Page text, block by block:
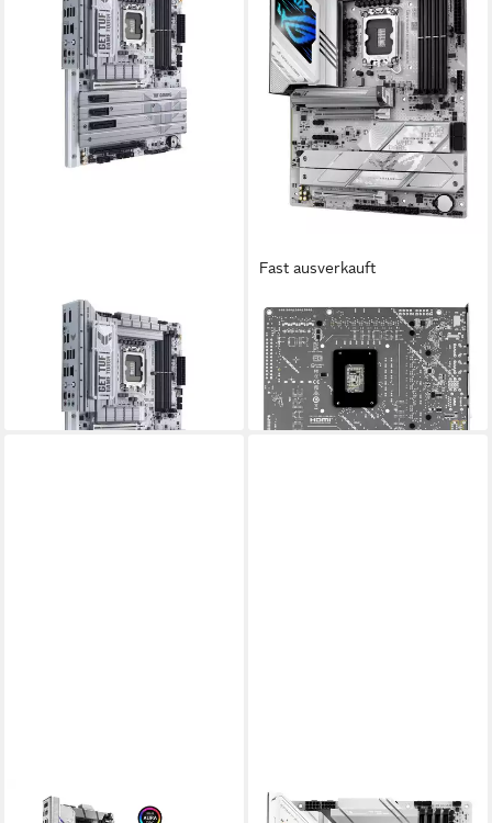
TUF GAMING Z890-PRO
WIFI Mainboard
ab 321,68 €
lieferbar - in 3-4 Werktagen bei dir
Fast ausverkauft
ASUS
ROG STRIX Z890-A GAMING
WIFI Mainboard
ab 301,00 €
lieferbar - in 3-4 Werktagen bei dir